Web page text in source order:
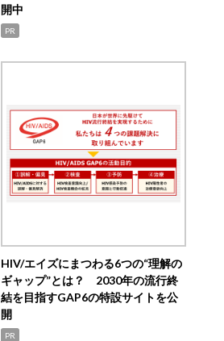
開中
PR
HIV/エイズにまつわる6つの“理解の
ギャップ”とは？ 2030年の流行終
結を目指すGAP6の特設サイトを公
開
PR